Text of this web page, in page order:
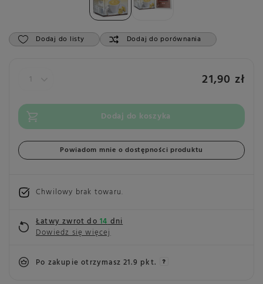
Dodaj do listy Dodaj do porównania
21,90 zł
Dodaj do koszyka
Powiadom mnie o dostępności produktu
Chwilowy brak towaru
Łatwy zwrot do14dni
Dowiedz się więcej
Po zakupie otrzymasz21.9 pkt.